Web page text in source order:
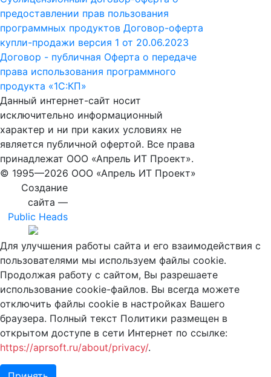
предоставлении прав пользования
программных продуктов Договор-оферта
купли-продажи версия 1 от 20.06.2023
Договор - публичная Оферта о передаче
права использования программного
продукта «1С:КП»
Данный интернет-сайт носит
исключительно информационный
характер и ни при каких условиях не
является публичной офертой. Все права
принадлежат ООО «Апрель ИТ Проект».
© 1995—2026 ООО «Апрель ИТ Проект»
Создание
сайта —
Public Heads
Для улучшения работы сайта и его взаимодействия с
пользователями мы используем файлы cookie.
Продолжая работу с сайтом, Вы разрешаете
использование cookie-файлов. Вы всегда можете
отключить файлы cookie в настройках Вашего
браузера. Полный текст Политики размещен в
открытом доступе в сети Интернет по ссылке:
https://aprsoft.ru/about/privacy/.